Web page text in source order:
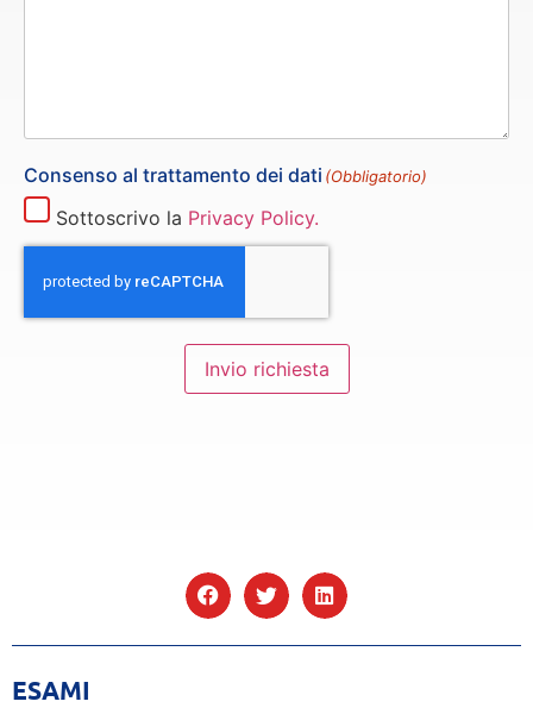
Consenso al trattamento dei dati (Obbligatorio)
Sottoscrivo la Privacy Policy.
Invio richiesta
ESAMI